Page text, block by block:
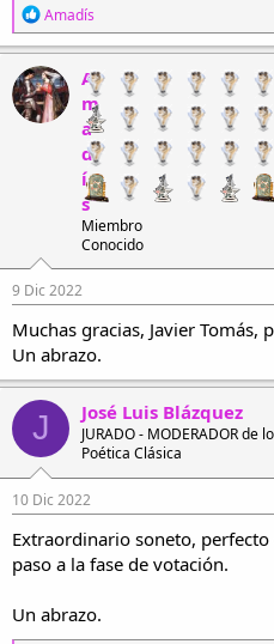
R
e
a
c
c
i
o
Amadís
A
m
a
d
í
s
Miembro
Conocido
9 Dic 2022
Muchas gracias, Javier
Un abrazo.
J José Luis Blázquez
JURADO - MODERADOR de
Poética Clásica
10 Dic 2022
Extraordinario soneto,
paso a la fase de votación.
Un abrazo.